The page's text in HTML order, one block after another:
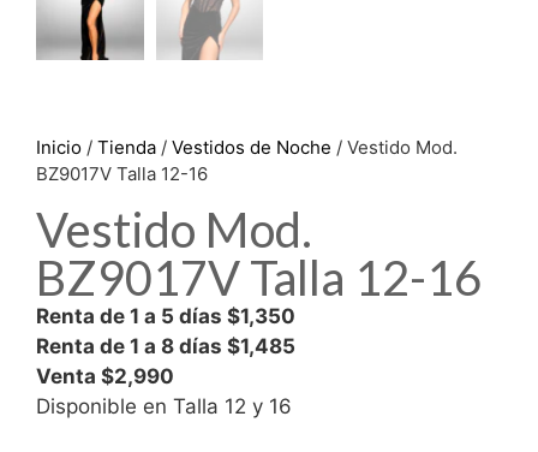
Inicio / Tienda / Vestidos de Noche / Vestido Mod.
BZ9017V Talla 12-16
Vestido Mod.
BZ9017V Talla 12-16
Renta de 1 a 5 días $1,350
Renta de 1 a 8 días $1,485
Venta $2,990
Disponible en Talla 12 y 16